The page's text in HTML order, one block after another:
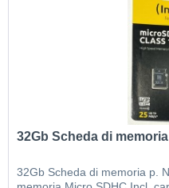
32Gb Scheda di
32Gb Scheda di memoria p.